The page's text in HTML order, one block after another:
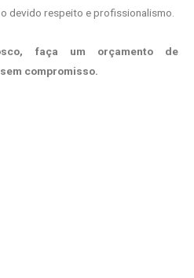
devido respeito e profissionalismo.
faça um orçamento de
compromisso.